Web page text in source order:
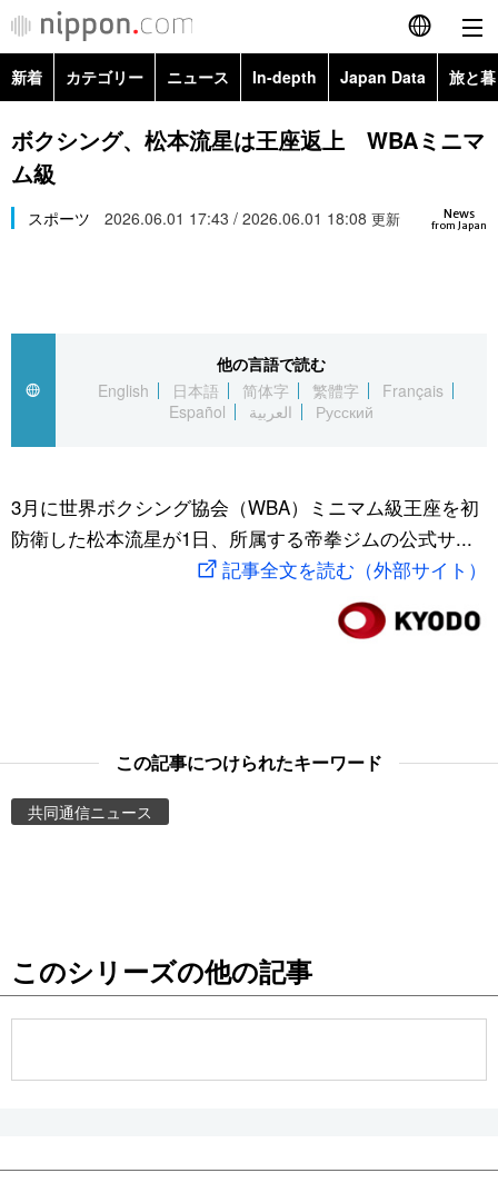
English
简体字
Русский
カテゴリー
経済・ビジネス
国際
文化
トップ
アーカイブ
In-depth
Japan Data
動画/Live
お知らせ
新着 カテゴリー ニュース In-depth Japan Data 旅と
政治・外交
経済・ビジネス
スポーツ・東京2020
Topics
ボクシング、松本流星は王座返上 WBAミニマ
ム級
News
from Japan
スポーツ 2026.06.01 17:43 / 2026.06.01 18:08 更新
他の言語で読む
English
日本語 简体字 繁體字
Français
Español
العربية Русский
3月に世界ボクシング協会（WBA）ミニマム級王座を初
防衛した松本流星が1日、所属する帝拳ジムの公式サ...
記事全文を読む（外部サイト）
この記事につけられたキーワード
共同通信ニュース
このシリーズの他の記事